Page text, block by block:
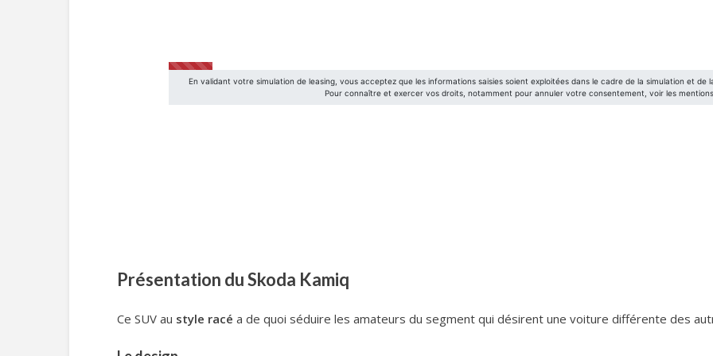
Présentation du Skoda Kamiq
Ce SUV au style racé a de quoi séduire les amateurs du segment qui désirent une voiture différente des